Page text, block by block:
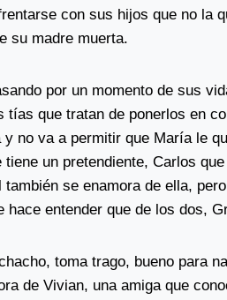
con sus hijos que no la
su madre muerta.
por un momento de sus
tías que tratan de ponerlos en
y no va a permitir que María le
un pretendiente, Carlos
también se enamora de ella,
hace entender que de los dos,
toma trago, bueno para
de Vivian, una amiga que